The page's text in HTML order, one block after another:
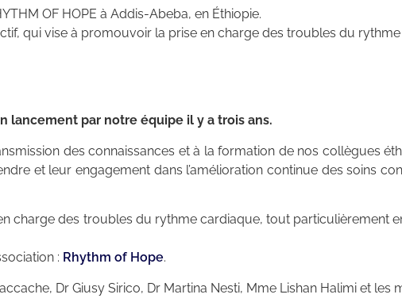
OF HOPE à Addis-Abeba, en Éthiopie.
qui vise à promouvoir la prise en charge des troubles du
par notre équipe il y a trois ans.
des connaissances et à la formation de nos collègues
et leur engagement dans l’amélioration continue des soins
charge des troubles du rythme cardiaque, tout particulièrement
: Rhythm of Hope.
Dr Giusy Sirico, Dr Martina Nesti, Mme Lishan Halimi et les